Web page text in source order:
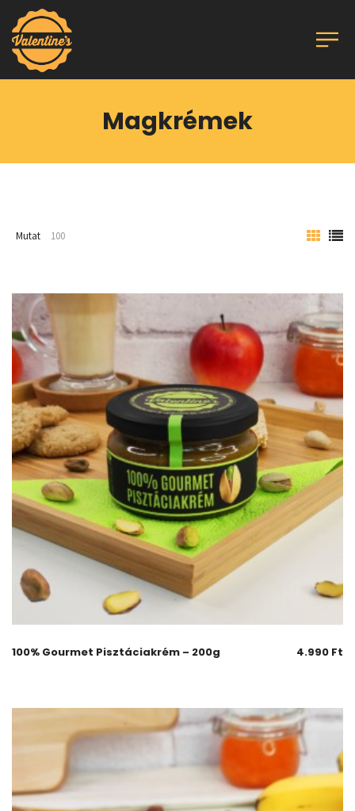
Magkrémek
Mutat 100
100% Gourmet Pisztáciakrém – 200g 4.990 Ft